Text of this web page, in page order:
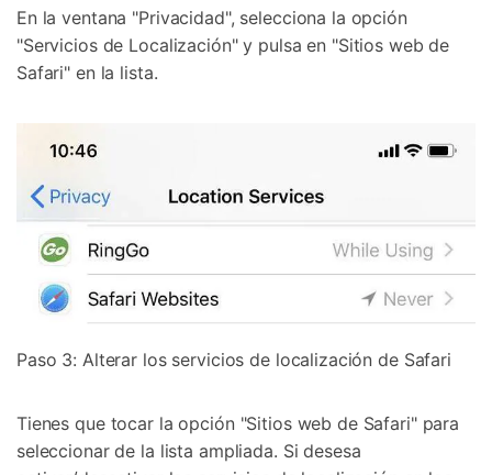
En la ventana "Privacidad", selecciona la opción
"Servicios de Localización" y pulsa en "Sitios web de
Safari" en la lista.
Paso 3: Alterar los servicios de localización de Safari
Tienes que tocar la opción "Sitios web de Safari" para
seleccionar de la lista ampliada. Si desesa